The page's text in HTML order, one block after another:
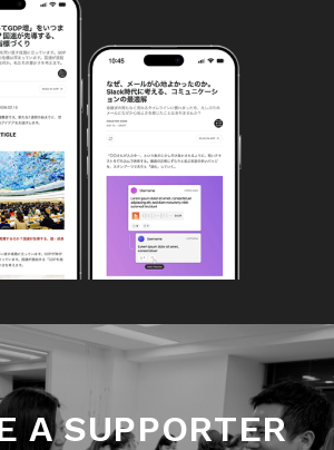
A SUPPORTER